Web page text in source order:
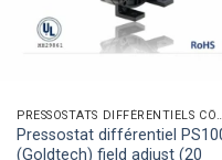
PRESSOSTATS
Pressostat différentiel
(Goldtech) field adjust (20